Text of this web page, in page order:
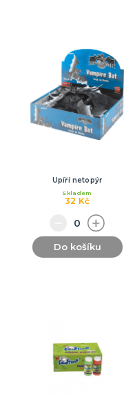
Upíří netopýr
32 Kč
Skladem
Do košíku